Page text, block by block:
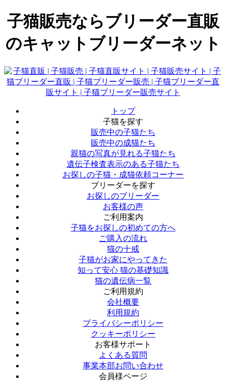
子猫販売ならブリーダー直販
のキャットブリーダーネット
トップ
子猫を探す
販売中の子猫たち
販売中の成猫たち
親猫の写真が見れる子猫たち
遺伝子検査表示のある子猫たち
お探しの子猫・成猫依頼コーナー
ブリーダーを探す
お探しのブリーダー
お客様の声
ご利用案内
子猫をお探しの初めての方へ
ご購入の流れ
猫の十戒
子猫がお家にやってきた
知って安心 猫の基礎知識
猫の遺伝病一覧
ご利用規約
会社概要
利用規約
プライバシーポリシー
クッキーポリシー
お客様サポート
よくある質問
事業本部お問い合わせ
会員様ページ